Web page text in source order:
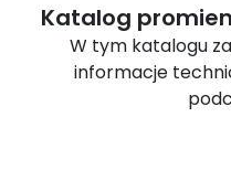
Katalog
W tym katalogu
informacje